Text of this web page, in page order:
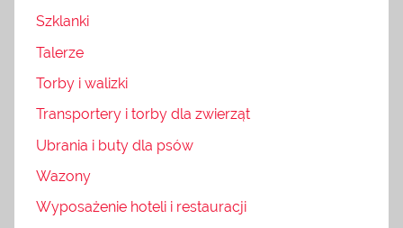
Szklanki
Talerze
Torby i walizki
Transportery i torby dla zwierząt
Ubrania i buty dla psów
Wazony
Wyposażenie hoteli i restauracji